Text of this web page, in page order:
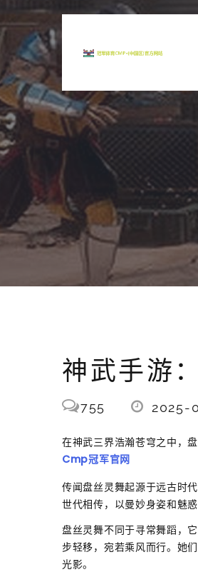
神武手游
755 2025-
在神武三界浩瀚苍穹之中，
Cmp冠军官网
传闻盘丝灵舞起源于远古时
世代相传，以曼妙身姿和魅
盘丝灵舞不同于寻常舞蹈，
步轻移，宛若乘风而行。她
光影。